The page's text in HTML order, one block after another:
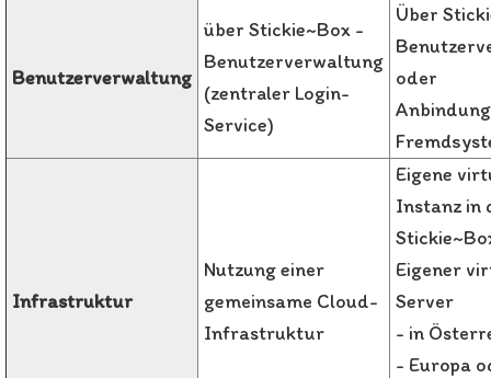
Benutzerverwaltung
über Stickie~Box -
Benutzerverwaltung
(zentraler Login-
Service)
Über
oder
Infrastruktur
Nutzung einer
gemeinsame Cloud-
Infrastruktur
Eigene
Instanz in
Eigener
Server
- in
- Europa